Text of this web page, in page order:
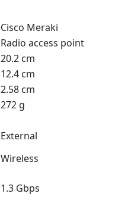
Cisco Meraki
Radio access point
20.2 cm
12.4 cm
2.58 cm
272 g
External
Wireless
1.3 Gbps